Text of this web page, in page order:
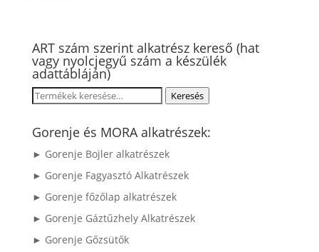
ART szám szerint alkatrész kereső (hat
vagy nyolcjegyű szám a készülék
adattábláján)
Keresés
következőre:
Keresés
Gorenje és MORA alkatrészek:
► Gorenje Bojler alkatrészek
► Gorenje Fagyasztó Alkatrészek
► Gorenje főzőlap alkatrészek
► Gorenje Gáztűzhely Alkatrészek
► Gorenje Gőzsütők